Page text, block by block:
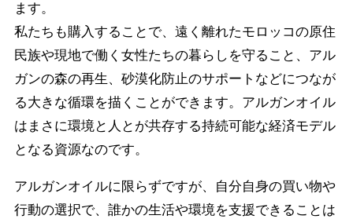
ます。
私たちも購入することで、遠く離れたモロッコの原住
民族や現地で働く女性たちの暮らしを守ること、アル
ガンの森の再生、砂漠化防止のサポートなどにつなが
る大きな循環を描くことができます。アルガンオイル
はまさに環境と人とが共存する持続可能な経済モデル
となる資源なのです。
アルガンオイルに限らずですが、自分自身の買い物や
行動の選択で、誰かの生活や環境を支援できることは